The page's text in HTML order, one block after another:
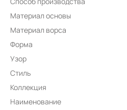
Материал основы
Материал ворса
Форма
Узор
Стиль
Коллекция
Наименование